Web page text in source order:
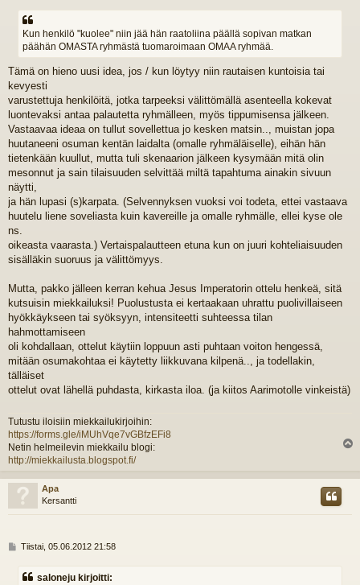
e
Kun henkilö "kuolee" niin jää hän raatoliina päällä sopivan matkan
päähän OMASTA ryhmästä tuomaroimaan OMAA ryhmää.
Tämä on hieno uusi idea, jos / kun löytyy niin rautaisen kuntoisia tai
kevyesti
varustettuja henkilöitä, jotka tarpeeksi välittömällä asenteella kokevat
luontevaksi antaa palautetta ryhmälleen, myös tippumisensa jälkeen.
Vastaavaa ideaa on tullut sovellettua jo kesken matsin.., muistan jopa
huutaneeni osuman kentän laidalta (omalle ryhmäläiselle), eihän hän
tietenkään kuullut, mutta tuli skenaarion jälkeen kysymään mitä olin
mesonnut ja sain tilaisuuden selvittää miltä tapahtuma ainakin sivuun
näytti,
ja hän lupasi (s)karpata. (Selvennyksen vuoksi voi todeta, ettei vastaava
huutelu liene soveliasta kuin kavereille ja omalle ryhmälle, ellei kyse ole
ns.
oikeasta vaarasta.) Vertaispalautteen etuna kun on juuri kohteliaisuuden
sisälläkin suoruus ja välittömyys.
Mutta, pakko jälleen kerran kehua Jesus Imperatorin ottelu henkeä, sitä
kutsuisin miekkailuksi! Puolustusta ei kertaakaan uhrattu puolivillaiseen
hyökkäykseen tai syöksyyn, intensiteetti suhteessa tilan
hahmottamiseen
oli kohdallaan, ottelut käytiin loppuun asti puhtaan voiton hengessä,
mitään osumakohtaa ei käytetty liikkuvana kilpenä.., ja todellakin,
tälläiset
ottelut ovat lähellä puhdasta, kirkasta iloa. (ja kiitos Aarimotolle vinkeistä)
Tutustu iloisiin miekkailukirjoihin:
https://forms.gle/iMUhVqe7vGBfzEFi8
Netin helmeilevin miekkailu blogi:
http://miekkailusta.blogspot.fi/
s
Apa
Kersantti
V
e
Tiistai, 05.06.2012 21:58
saloneju kirjoitti: